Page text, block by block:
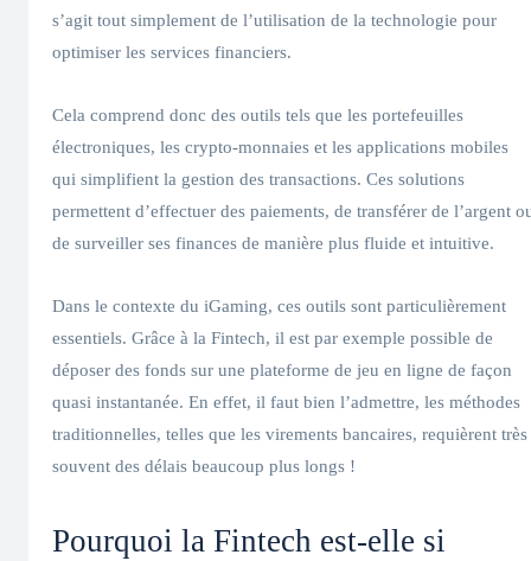
s’agit tout simplement de l’utilisation de la technologie pour
optimiser les services financiers.
Cela comprend donc des outils tels que les portefeuilles
électroniques, les crypto-monnaies et les applications mobiles
qui simplifient la gestion des transactions. Ces solutions
permettent d’effectuer des paiements, de transférer de l’argent
de surveiller ses finances de manière plus fluide et intuitive.
Dans le contexte du iGaming, ces outils sont particulièrement
essentiels. Grâce à la Fintech, il est par exemple possible de
déposer des fonds sur une plateforme de jeu en ligne de façon
quasi instantanée. En effet, il faut bien l’admettre, les méthodes
traditionnelles, telles que les virements bancaires, requièrent très
souvent des délais beaucoup plus longs !
Pourquoi la Fintech est-elle si